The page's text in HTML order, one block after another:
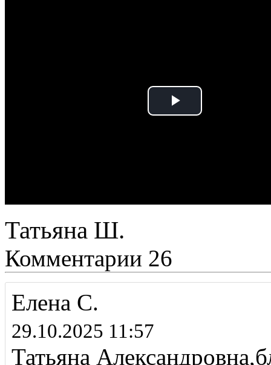
Татьяна Ш.
Комментарии 26
Елена С.
29.10.2025 11:57
Татьяна